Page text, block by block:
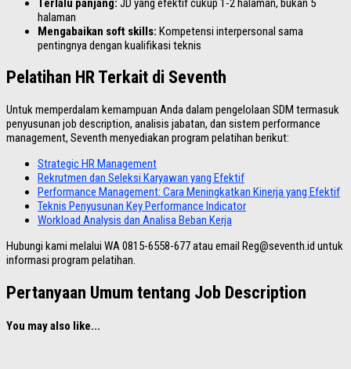
Terlalu panjang: JD yang efektif cukup 1-2 halaman, bukan 5
halaman
Mengabaikan soft skills: Kompetensi interpersonal sama
pentingnya dengan kualifikasi teknis
Pelatihan HR Terkait di Seventh
Untuk memperdalam kemampuan Anda dalam pengelolaan SDM termasuk
penyusunan job description, analisis jabatan, dan sistem performance
management, Seventh menyediakan program pelatihan berikut:
Strategic HR Management
Rekrutmen dan Seleksi Karyawan yang Efektif
Performance Management: Cara Meningkatkan Kinerja yang Efektif
Teknis Penyusunan Key Performance Indicator
Workload Analysis dan Analisa Beban Kerja
Hubungi kami melalui WA 0815-6558-677 atau email Reg@seventh.id untuk
informasi program pelatihan.
Pertanyaan Umum tentang Job Description
You may also like...